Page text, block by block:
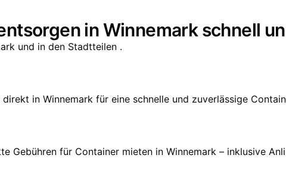
in Winnemark schnell
und in den Stadtteilen .
in Winnemark für eine schnelle und zuverlässige
Gebühren für Container mieten in Winnemark – inklusive